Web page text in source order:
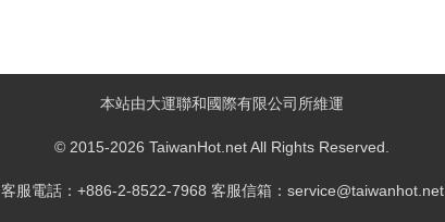
本站由大運聯和國際有限公司所維運
© 2015-2026 TaiwanHot.net All Rights Reserved.
客服電話：+886-2-8522-7968 客服信箱：service@taiwanhot.net